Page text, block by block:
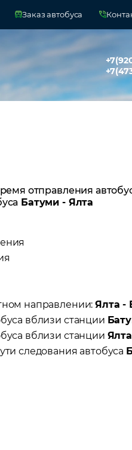
Заказ автобуса
отправления
Батуми - Ялта
направлении:Ялта -
вблизи станции
вблизи станции Ялта
следования автобуса